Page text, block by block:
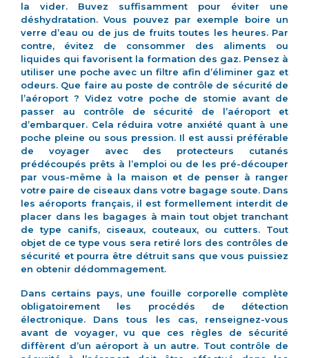
la vider. Buvez suffisamment pour éviter une
déshydratation. Vous pouvez par exemple boire un
verre d’eau ou de jus de fruits toutes les heures. Par
contre, évitez de consommer des aliments ou
liquides qui favorisent la formation des gaz. Pensez à
utiliser une poche avec un filtre afin d’éliminer gaz et
odeurs. Que faire au poste de contrôle de sécurité de
l’aéroport ? Videz votre poche de stomie avant de
passer au contrôle de sécurité de l’aéroport et
d’embarquer. Cela réduira votre anxiété quant à une
poche pleine ou sous pression. Il est aussi préférable
de voyager avec des protecteurs cutanés
prédécoupés prêts à l’emploi ou de les pré-découper
par vous-même à la maison et de penser à ranger
votre paire de ciseaux dans votre bagage soute. Dans
les aéroports français, il est formellement interdit de
placer dans les bagages à main tout objet tranchant
de type canifs, ciseaux, couteaux, ou cutters. Tout
objet de ce type vous sera retiré lors des contrôles de
sécurité et pourra être détruit sans que vous puissiez
en obtenir dédommagement.
Dans certains pays, une fouille corporelle complète
obligatoirement les procédés de détection
électronique. Dans tous les cas, renseignez-vous
avant de voyager, vu que ces règles de sécurité
diffèrent d’un aéroport à un autre. Tout contrôle de